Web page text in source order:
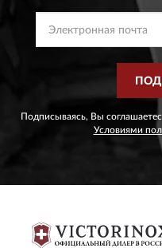
Подписываясь, Вы
Условиями